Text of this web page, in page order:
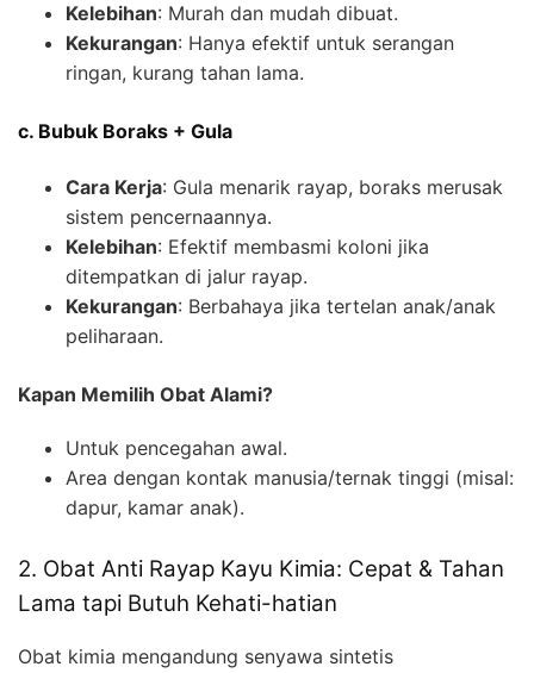
Kelebihan: Murah dan mudah dibuat.
Kekurangan: Hanya efektif untuk serangan
ringan, kurang tahan lama.
c. Bubuk Boraks + Gula
Cara Kerja: Gula menarik rayap, boraks merusak
sistem pencernaannya.
Kelebihan: Efektif membasmi koloni jika
ditempatkan di jalur rayap.
Kekurangan: Berbahaya jika tertelan anak/anak
peliharaan.
Kapan Memilih Obat Alami?
Untuk pencegahan awal.
Area dengan kontak manusia/ternak tinggi (misal:
dapur, kamar anak).
2. Obat Anti Rayap Kayu Kimia: Cepat & Tahan
Lama tapi Butuh Kehati-hatian
Obat kimia mengandung senyawa sintetis